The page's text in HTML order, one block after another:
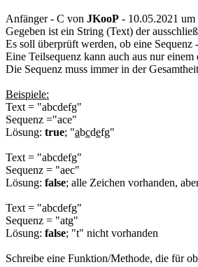
Anfänger - C von JKooP - 10.05.2021
Gegeben ist ein String (Text) der
Es soll überprüft werden, ob eine
Eine Teilsequenz kann auch aus nur einem
Die Sequenz muss immer in der
Beispiele:
Text = "abcdefg"
Sequenz ="ace"
Lösung: true; "abcdefg"
Text = "abcdefg"
Sequenz = "aec"
Lösung: false; alle Zeichen vorhanden,
Text = "abcdefg"
Sequenz = "atg"
Lösung: false; "t" nicht vorhanden
Schreibe eine Funktion/Methode, die für